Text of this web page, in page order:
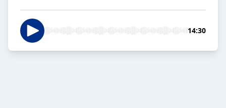
14:30